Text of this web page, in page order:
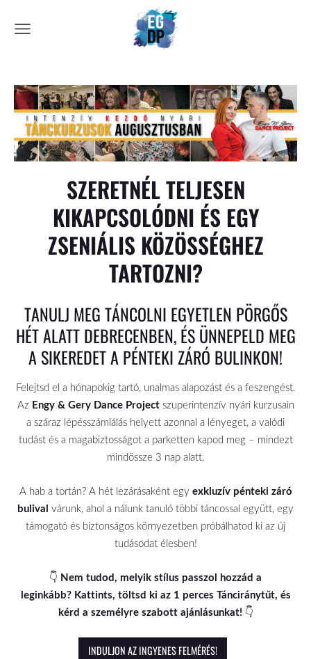
SZERETNÉL TELJESEN
KIKAPCSOLÓDNI ÉS EGY
ZSENIÁLIS KÖZÖSSÉGHEZ
TARTOZNI?
TANULJ MEG TÁNCOLNI EGYETLEN PÖRGŐS
HÉT ALATT DEBRECENBEN, ÉS ÜNNEPELD MEG
A SIKEREDET A PÉNTEKI ZÁRÓ BULINKON!
Felejtsd el a hónapokig tartó, unalmas alapozást és a feszengést.
Az Engy & Gery Dance Projectszuperintenzív nyári kurzusain
a száraz lépésszámlálás helyett azonnal a lényeget, a valódi
tudást és a magabiztosságot a parketten kapod meg – mindezt
mindössze 3 nap alatt.
A hab a tortán? A hét lezárásaként egy exkluzív pénteki záró
bulival várunk, ahol a nálunk tanuló többi táncossal együtt, egy
támogató és biztonságos környezetben próbálhatod ki az új
tudásodat élesben!
👇 Nem tudod, melyik stílus passzol hozzád a
leginkább? Kattints, töltsd ki az 1 perces Tánciránytűt, és
kérd a személyre szabott ajánlásunkat!👇
INDULJON AZ INGYENES FELMÉRÉS!